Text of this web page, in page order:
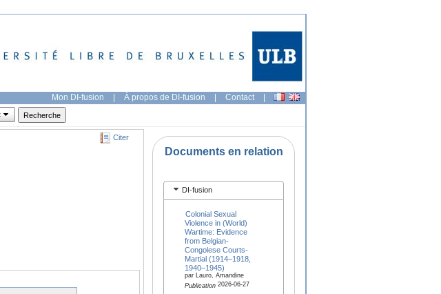
Mon DI-fusion | À propos de DI-fusion | Contact |
Citer
Documents en relation
DI-fusion
Colonial Sexual
Violence in (World)
Wartime: Evidence
from Belgian-
Congolese Courts-
Martial (1914–1918,
1940–1945)
par Lauro, Amandine
Publication2026-06-27